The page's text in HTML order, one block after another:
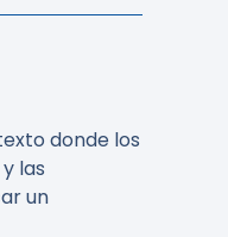
donde los
las
un